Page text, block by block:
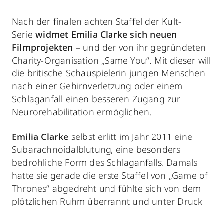
Nach der finalen achten Staffel der Kult-
Seriewidmet Emilia Clarke sich neuen
Filmprojekten – und der von ihr gegründeten
Charity-Organisation „Same You“. Mit dieser will
die britische Schauspielerin jungen Menschen
nach einer Gehirnverletzung oder einem
Schlaganfall einen besseren Zugang zur
Neurorehabilitation ermöglichen.
Emilia Clarke selbst erlitt im Jahr 2011 eine
Subarachnoidalblutung, eine besonders
bedrohliche Form des Schlaganfalls. Damals
hatte sie gerade die erste Staffel von „Game of
Thrones“ abgedreht und fühlte sich von dem
plötzlichen Ruhm überrannt und unter Druck